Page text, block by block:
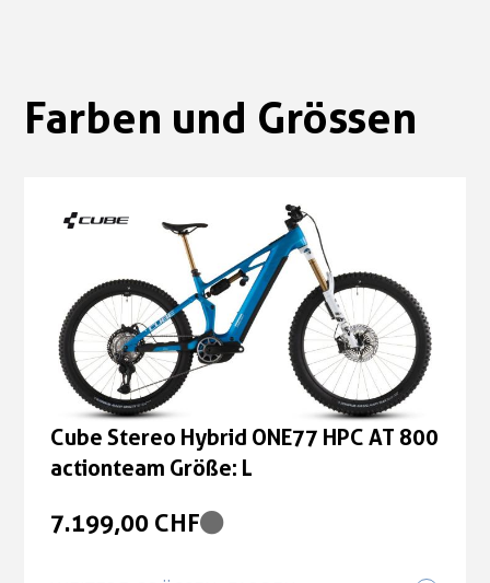
Farben und Grössen
Cube Stereo Hybrid ONE77 HPC AT 800
actionteam Größe: L
7.199,00 CHF